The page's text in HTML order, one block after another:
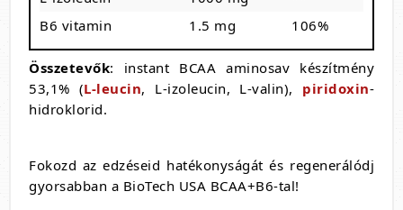
B6 vitamin
1.5 mg 106%
Összetevők: instant BCAA aminosav készítmény
53,1% (L-leucin, L-izoleucin, L-valin), piridoxin-
hidroklorid.
Fokozd az edzéseid hatékonyságát és regenerálódj
gyorsabban a BioTech USA BCAA+B6-tal!